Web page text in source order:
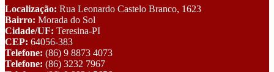
Localização: Rua Leonardo Castelo Branco, 1623
Bairro: Morada do Sol
Cidade/UF: Teresina-PI
CEP: 64056-383
Telefone: (86) 9 8873 4073
Telefone: (86) 3232 7967